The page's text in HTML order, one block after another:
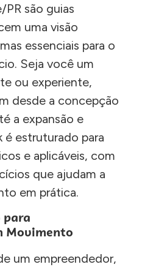
PR são guias
uma visão
essenciais para o
Seja você um
ou experiente,
desde a concepção
a expansão e
é estruturado para
e aplicáveis, com
que ajudam a
em prática.
para
Movimento
um empreendedor,